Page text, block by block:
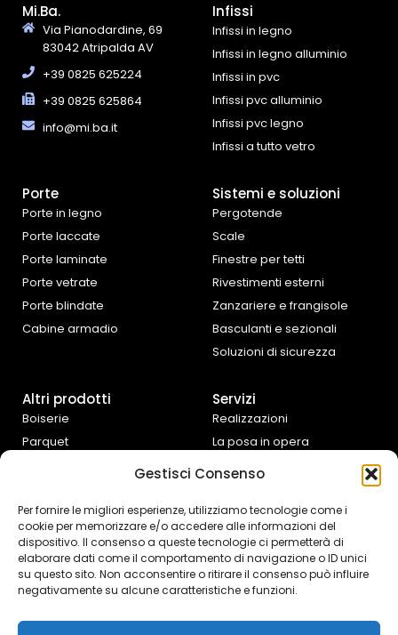
Gestisci Consenso
Per fornire le migliori esperienze, utilizziamo tecnologie come i
cookie per memorizzare e/o accedere alle informazioni del
dispositivo. Il consenso a queste tecnologie ci permetterà di
elaborare dati come il comportamento di navigazione o ID unici
su questo sito. Non acconsentire o ritirare il consenso può influire
negativamente su alcune caratteristiche e funzioni.
Mi.Ba.
Via Pianodardine, 69
83042 Atripalda AV
+39 0825 625224
+39 0825 625864
info@mi.ba.it
Infissi
Infissi in legno
Infissi in legno alluminio
Infissi in pvc
Infissi pvc alluminio
Infissi pvc legno
Infissi a tutto vetro
Porte
Porte in legno
Porte laccate
Porte laminate
Porte vetrate
Porte blindate
Cabine armadio
Sistemi e soluzioni
Pergotende
Scale
Finestre per tetti
Rivestimenti esterni
Zanzariere e frangisole
Basculanti e sezionali
Soluzioni di sicurezza
Altri prodotti
Boiserie
Parquet
d’arredo
Controtelai Scrigno
Servizi
Realizzazioni
La posa in opera
preventivazione
Assistenza fai da te